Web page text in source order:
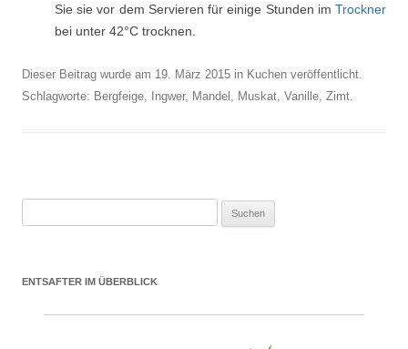
Sie sie vor dem Servieren für einige Stunden im Trockner
bei unter 42°C trocknen.
Dieser Beitrag wurde am 19. März 2015 in Kuchen veröffentlicht.
Schlagworte: Bergfeige Ingwer, Mandel Muskat Vanille Zimt
ENTSAFTER IM ÜBERBLICK